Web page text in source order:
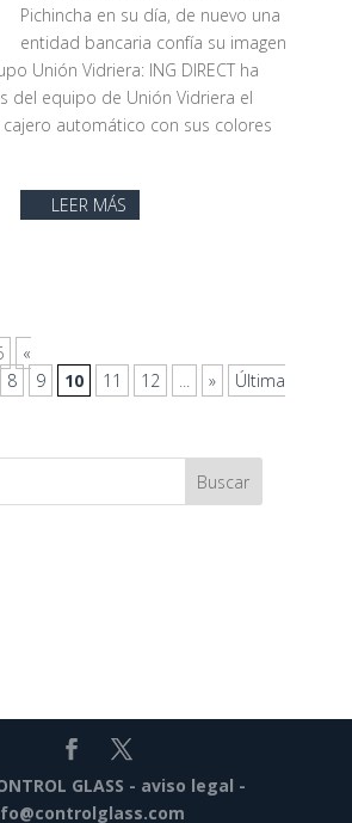
Pichincha en su día, de nuevo una
entidad bancaria confía su imagen
Unión Vidriera: ING DIRECT ha
del equipo de Unión Vidriera el
automático con sus colores
LEER MÁS
«
8 9 10 11 12 ... »
Última
GLASS - aviso legal -